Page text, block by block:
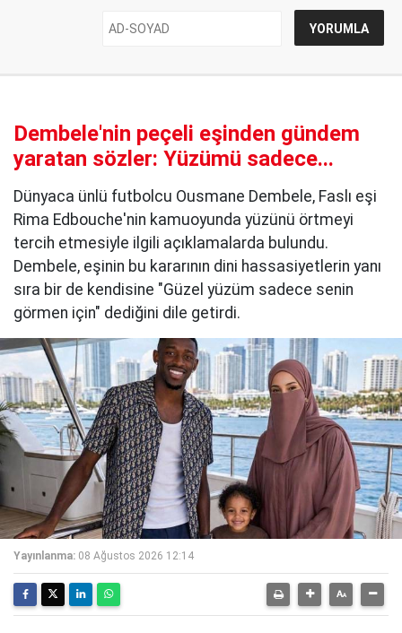
Dembele'nin peçeli eşinden gündem
yaratan sözler: Yüzümü sadece...
Dünyaca ünlü futbolcu Ousmane Dembele, Faslı eşi
Rima Edbouche'nin kamuoyunda yüzünü örtmeyi
tercih etmesiyle ilgili açıklamalarda bulundu.
Dembele, eşinin bu kararının dini hassasiyetlerin yanı
sıra bir de kendisine "Güzel yüzüm sadece senin
görmen için" dediğini dile getirdi.
Yayınlanma: 08 Ağustos 2026 12:14